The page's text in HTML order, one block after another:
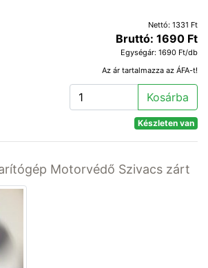
Nettó: 1331 Ft
Bruttó: 1690 Ft
Egységár: 1690 Ft/db
Az ár tartalmazza az ÁFA-t!
Kosárba
Készleten van
Motorvédő Szivacs zárt